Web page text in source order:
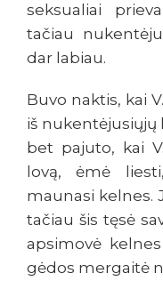
seksualiai
tačiau
dar labiau.
Buvo naktis, kai
iš nukentėjusiųjų
bet pajuto, kai
lovą, ėmė
maunasi kelnes.
tačiau šis tęsė
apsimovė
gėdos mergaitė